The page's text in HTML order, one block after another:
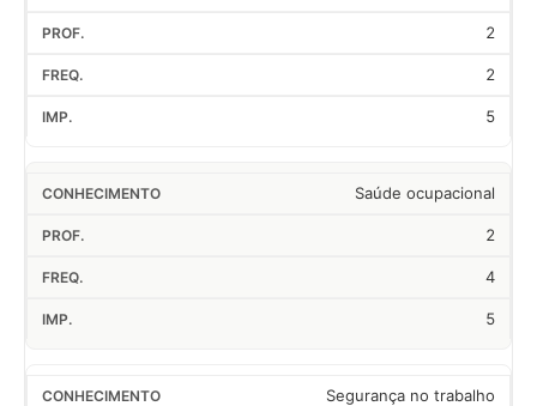
2
2
5
Saúde ocupacional
2
4
5
Segurança no trabalho